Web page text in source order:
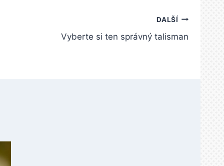
DALŠÍ
Vyberte si ten správný talisman